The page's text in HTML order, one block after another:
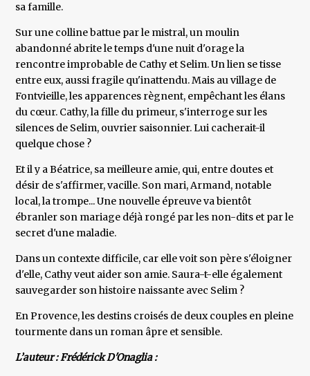
sa famille.
Sur une colline battue par le mistral, un moulin
abandonné abrite le temps d'une nuit d'orage la
rencontre improbable de Cathy et Selim. Un lien se tisse
entre eux, aussi fragile qu'inattendu. Mais au village de
Fontvieille, les apparences règnent, empêchant les élans
du cœur. Cathy, la fille du primeur, s'interroge sur les
silences de Selim, ouvrier saisonnier. Lui cacherait-il
quelque chose ?
Et il y a Béatrice, sa meilleure amie, qui, entre doutes et
désir de s'affirmer, vacille. Son mari, Armand, notable
local, la trompe... Une nouvelle épreuve va bientôt
ébranler son mariage déjà rongé par les non-dits et par le
secret d'une maladie.
Dans un contexte difficile, car elle voit son père s'éloigner
d'elle, Cathy veut aider son amie. Saura-t-elle également
sauvegarder son histoire naissante avec Selim ?
En Provence, les destins croisés de deux couples en pleine
tourmente dans un roman âpre et sensible.
L’auteur : Frédérick D'Onaglia :